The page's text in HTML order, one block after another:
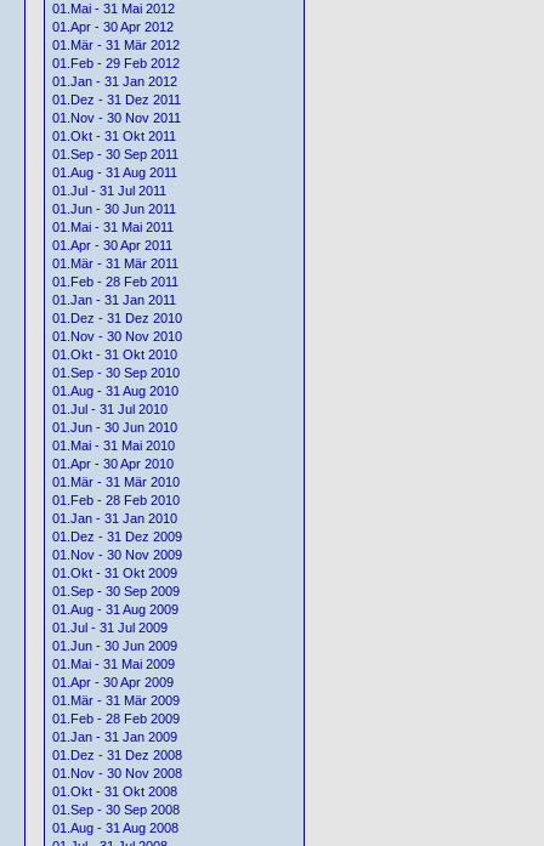
01.Mai - 31 Mai 2012
01.Apr - 30 Apr 2012
01.Mär - 31 Mär 2012
01.Feb - 29 Feb 2012
01.Jan - 31 Jan 2012
01.Dez - 31 Dez 2011
01.Nov - 30 Nov 2011
01.Okt - 31 Okt 2011
01.Sep - 30 Sep 2011
01.Aug - 31 Aug 2011
01.Jul - 31 Jul 2011
01.Jun - 30 Jun 2011
01.Mai - 31 Mai 2011
01.Apr - 30 Apr 2011
01.Mär - 31 Mär 2011
01.Feb - 28 Feb 2011
01.Jan - 31 Jan 2011
01.Dez - 31 Dez 2010
01.Nov - 30 Nov 2010
01.Okt - 31 Okt 2010
01.Sep - 30 Sep 2010
01.Aug - 31 Aug 2010
01.Jul - 31 Jul 2010
01.Jun - 30 Jun 2010
01.Mai - 31 Mai 2010
01.Apr - 30 Apr 2010
01.Mär - 31 Mär 2010
01.Feb - 28 Feb 2010
01.Jan - 31 Jan 2010
01.Dez - 31 Dez 2009
01.Nov - 30 Nov 2009
01.Okt - 31 Okt 2009
01.Sep - 30 Sep 2009
01.Aug - 31 Aug 2009
01.Jul - 31 Jul 2009
01.Jun - 30 Jun 2009
01.Mai - 31 Mai 2009
01.Apr - 30 Apr 2009
01.Mär - 31 Mär 2009
01.Feb - 28 Feb 2009
01.Jan - 31 Jan 2009
01.Dez - 31 Dez 2008
01.Nov - 30 Nov 2008
01.Okt - 31 Okt 2008
01.Sep - 30 Sep 2008
01.Aug - 31 Aug 2008